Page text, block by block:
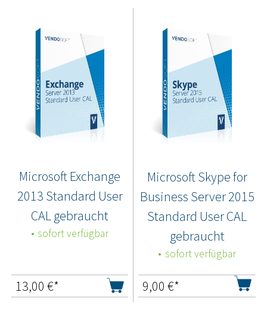
Microsoft Exchange
2013 Standard User
CAL gebraucht
sofort verfügbar
13,00 €*
Microsoft Skype for
Business Server 2015
Standard User CAL
gebraucht
sofort verfügbar
9,00 €*